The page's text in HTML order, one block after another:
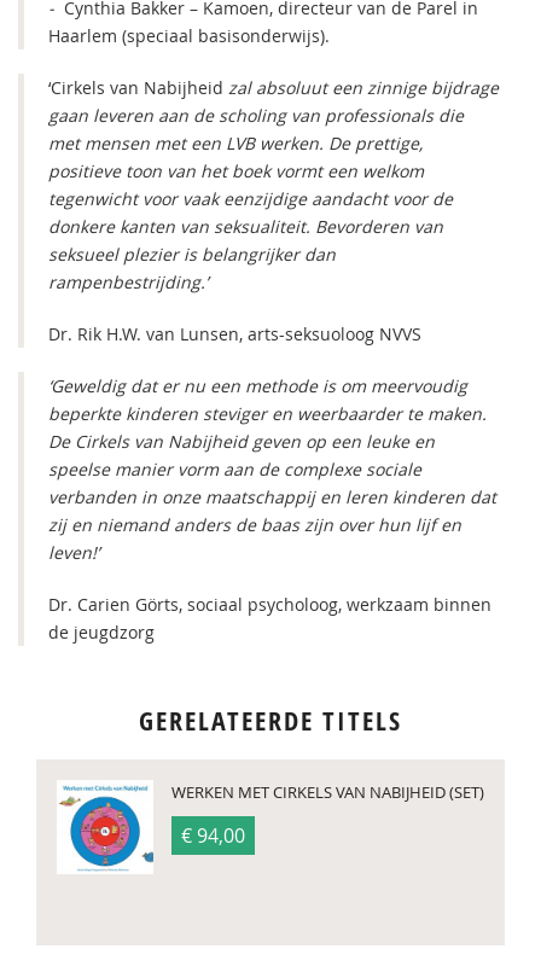
- Cynthia Bakker – Kamoen, directeur van de Parel in
Haarlem (speciaal basisonderwijs).
‘Cirkels van Nabijheid zal absoluut een zinnige bijdrage
gaan leveren aan de scholing van professionals die
met mensen met een LVB werken. De prettige,
positieve toon van het boek vormt een welkom
tegenwicht voor vaak eenzijdige aandacht voor de
donkere kanten van seksualiteit. Bevorderen van
seksueel plezier is belangrijker dan
rampenbestrijding.’
Dr. Rik H.W. van Lunsen, arts-seksuoloog NVVS
‘Geweldig dat er nu een methode is om meervoudig
beperkte kinderen steviger en weerbaarder te maken.
De Cirkels van Nabijheid geven op een leuke en
speelse manier vorm aan de complexe sociale
verbanden in onze maatschappij en leren kinderen dat
zij en niemand anders de baas zijn over hun lijf en
leven!’
Dr. Carien Görts, sociaal psycholoog, werkzaam binnen
de jeugdzorg
GERELATEERDE TITELS
WERKEN MET CIRKELS VAN NABIJHEID (SET)
€ 94,00